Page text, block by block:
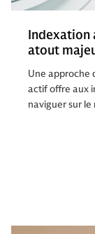
Indexation
atout
Une approche
actif offre aux
naviguer sur le